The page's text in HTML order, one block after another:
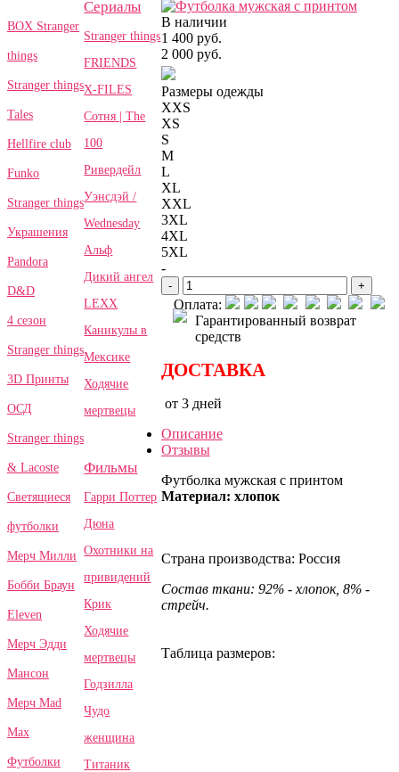
BOX Stranger
things
Stranger things
Tales
Hellfire club
Funko
Stranger things
Украшения
Pandora
D&D
4 сезон
Stranger things
3D Принты
ОСД
Stranger things
& Lacoste
Светящиеся
футболки
Мерч Милли
Бобби Браун
Eleven
Мерч Эдди
Мансон
Мерч Mad
Max
Футболки
Сериалы
Stranger things
FRIENDS
X-FILES
Сотня | The
100
Ривердейл
Уэнсдэй /
Wednesday
Альф
Дикий ангел
LEXX
Каникулы в
Мексике
Ходячие
мертвецы
Фильмы
Гарри Поттер
Дюна
Охотники на
привидений
Крик
Ходячие
мертвецы
Годзилла
Чудо
женщина
Титаник
В наличии
1 400 руб.
2 000 руб.
Размеры одежды
XXS
XS
S
M
L
XL
XXL
3XL
4XL
5XL
-
- +
Оплата:
Гарантированный возврат
средств
ДОСТАВКА
от 3 дней
Описание
Отзывы
Футболка мужская с принтом
Материал: хлопок
Страна производства: Россия
Состав ткани: 92% - хлопок, 8% -
стрейч.
Таблица размеров: